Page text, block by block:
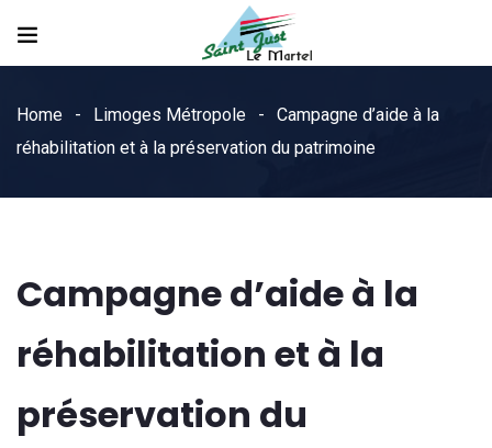
Home Limoges Métropole
Campagne d’aide à la
réhabilitation et à la préservation du patrimoine
Campagne d’aide à la
réhabilitation et à la
préservation du